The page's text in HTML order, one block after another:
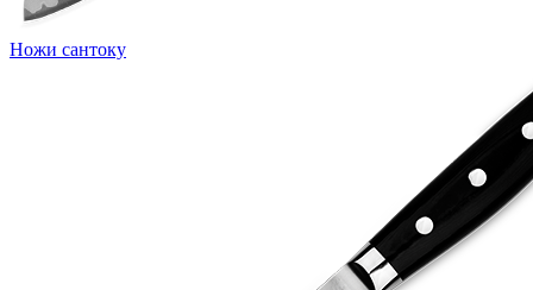
Ножи сантоку